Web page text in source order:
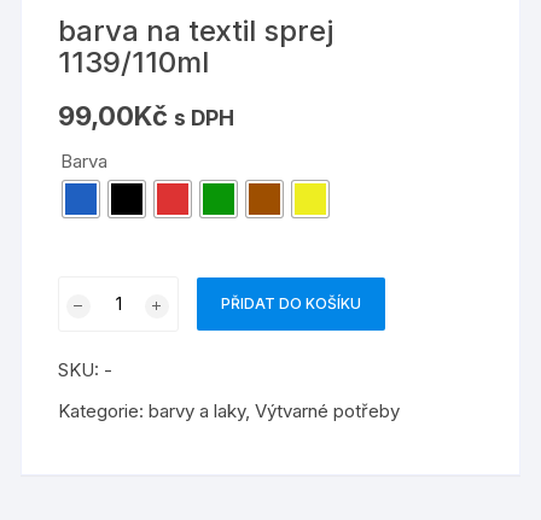
barva na textil sprej
1139/110ml
99,00Kč s DPH
Barva
sprej
1139/110ml
PŘIDAT DO KOŠÍKU
SKU: -
Kategorie:barvy a laky,Výtvarné potřeby